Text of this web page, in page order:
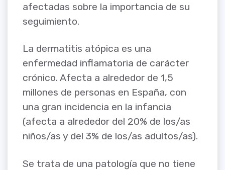
afectadas sobre la importancia de su
seguimiento.
La dermatitis atópica es una
enfermedad inflamatoria de carácter
crónico. Afecta a alrededor de 1,5
millones de personas en España, con
una gran incidencia en la infancia
(afecta a alrededor del 20% de los/as
niños/as y del 3% de los/as adultos/as).
Se trata de una patología que no tiene